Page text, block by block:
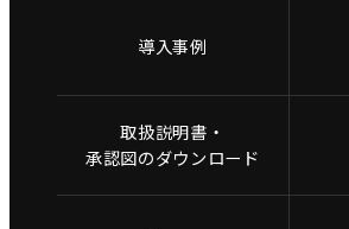
導入事例
取扱説明書・
承認図のダウンロード